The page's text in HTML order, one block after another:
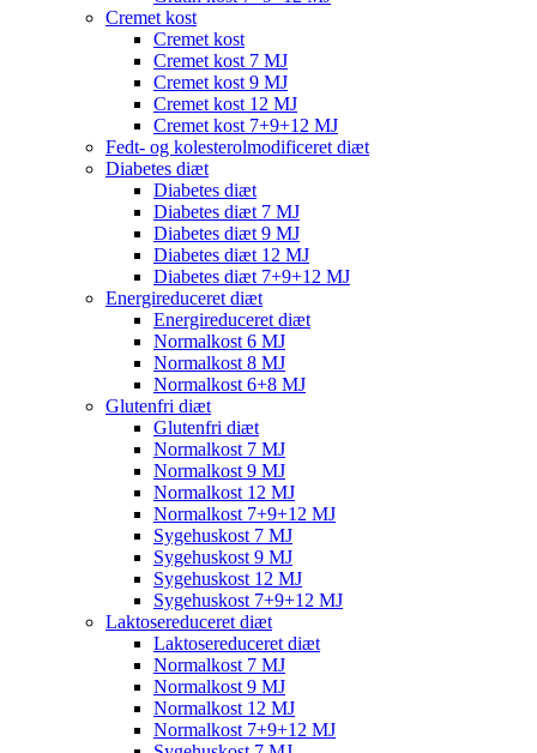
Cremet kost
Cremet kost
Cremet kost 7 MJ
Cremet kost 9 MJ
Cremet kost 12 MJ
Cremet kost 7+9+12 MJ
Fedt- og kolesterolmodificeret diæt
Diabetes diæt
Diabetes diæt
Diabetes diæt 7 MJ
Diabetes diæt 9 MJ
Diabetes diæt 12 MJ
Diabetes diæt 7+9+12 MJ
Energireduceret diæt
Energireduceret diæt
Normalkost 6 MJ
Normalkost 8 MJ
Normalkost 6+8 MJ
Glutenfri diæt
Glutenfri diæt
Normalkost 7 MJ
Normalkost 9 MJ
Normalkost 12 MJ
Normalkost 7+9+12 MJ
Sygehuskost 7 MJ
Sygehuskost 9 MJ
Sygehuskost 12 MJ
Sygehuskost 7+9+12 MJ
Laktosereduceret diæt
Laktosereduceret diæt
Normalkost 7 MJ
Normalkost 9 MJ
Normalkost 12 MJ
Normalkost 7+9+12 MJ